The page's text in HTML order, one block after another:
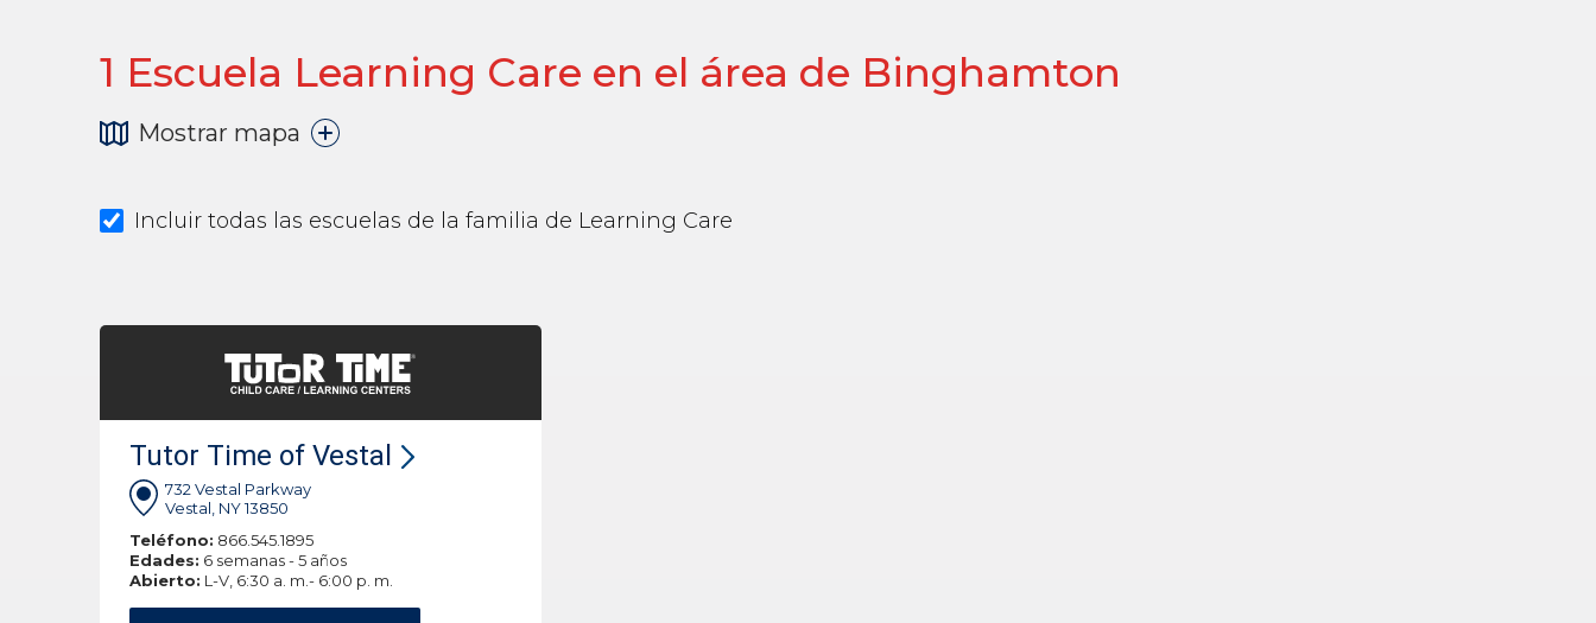
1 Escuela Learning Care en el área de Binghamton
Mostrar mapa
Incluir todas las escuelas de la familia de Learning Care
Tutor Time of Vestal
732 Vestal Parkway
Vestal, NY 13850
Teléfono: 866.545.1895
Edades: 6 semanas - 5 años
Abierto: L-V, 6:30 a. m.- 6:00 p. m.